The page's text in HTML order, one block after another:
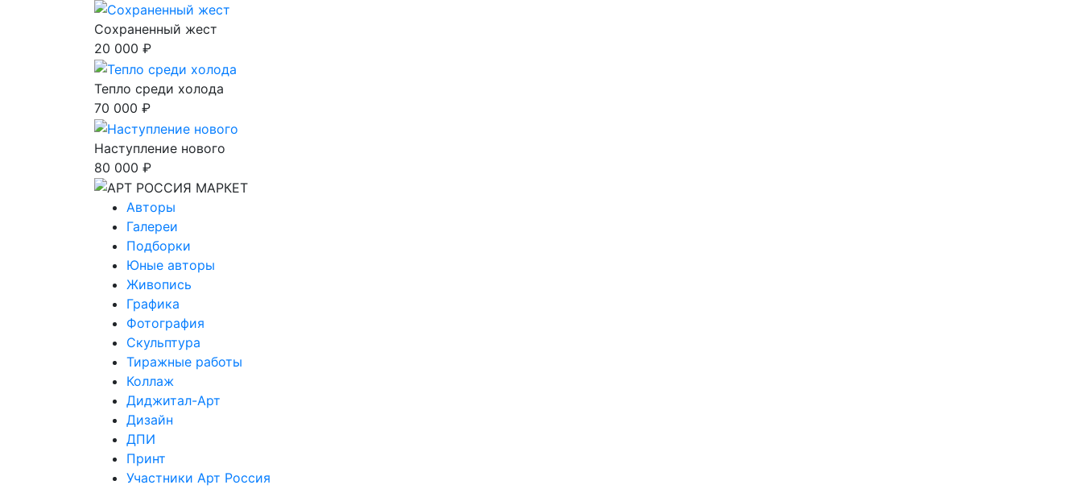
Сохраненный жест
20 000 ₽
Тепло среди холода
70 000 ₽
Наступление нового
80 000 ₽
Авторы
Галереи
Подборки
Юные авторы
Живопись
Графика
Фотография
Скульптура
Тиражные работы
Коллаж
Диджитал-Арт
Дизайн
ДПИ
Принт
Участники Арт Россия